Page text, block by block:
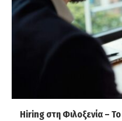
Hiring στη Φιλοξενία –